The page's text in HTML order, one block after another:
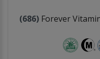
(686) Forever